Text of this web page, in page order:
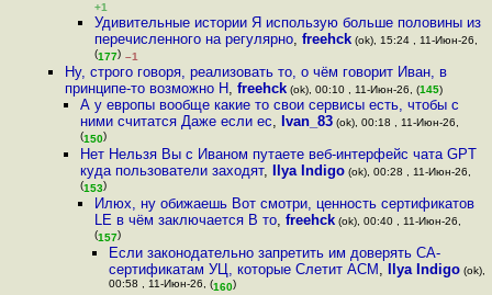
+1
Удивительные истории Я использую больше половины из
перечисленного на регулярно, freehck(ok), 15:24 , 11-Июн-26,
(177) –1
Ну, строго говоря, реализовать то, о чём говорит Иван, в
принципе-то возможно Н,freehck (ok), 00:10 , 11-Июн-26, (145)
А у европы вообще какие то свои сервисы есть, чтобы с
ними считатся Даже если ес, Ivan_83(ok), 00:18 , 11-Июн-26,
(150)
Нет Нельзя Вы с Иваном путаете веб-интерфейс чата GPT
куда пользователи заходят, Ilya Indigo(ok), 00:28 , 11-Июн-26,
(153)
Илюх, ну обижаешь Вот смотри, ценность сертификатов
LE в чём заключается В то, freehck(ok), 00:40 , 11-Июн-26,
(157)
Если законодательно запретить им доверять CA-
сертификатам УЦ, которые Слетит ACM , Ilya Indigo (ok),
00:58 , 11-Июн-26, (160)